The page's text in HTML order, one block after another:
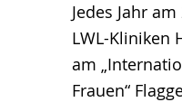
wird
angezeigt.
Jedes Jahr
LWL-Kliniken
am
Frauen“